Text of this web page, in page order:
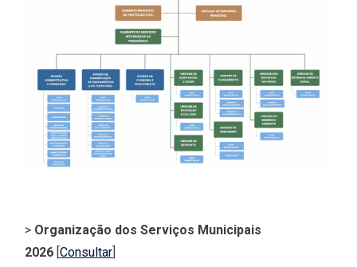
> Organização dos Serviços Municipais
2026 [Consultar]